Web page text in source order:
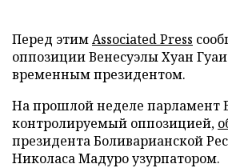
Перед этимAssociated Press
оппозиции Венесуэлы Хуан
временным президентом.
На прошлой неделе парламент
контролируемый оппозицией,
президента Боливарианской
Николаса Мадуро узурпатором.